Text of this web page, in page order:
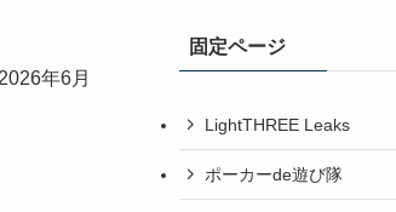
年6月
固定ページ
LightTHREE Leaks
ポーカーde遊び隊